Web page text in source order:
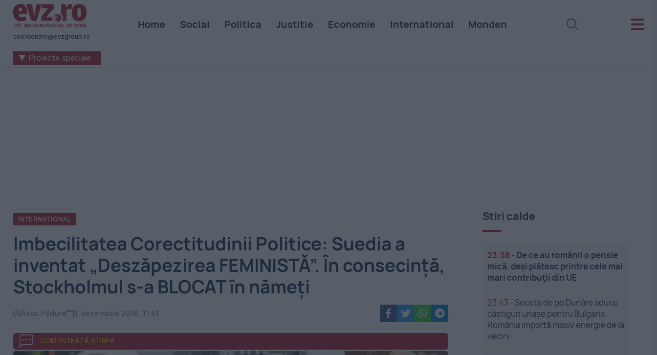
Știri
naționale
internaționale
coordonare@evzgroup.ro
Home Social Politica Justitie Economie International Monden
▼ Proiecte speciale
INTERNATIONAL
Imbecilitatea Corectitudinii Politice: Suedia a
inventat „Deszăpezirea FEMINISTĂ”. În consecință,
Stockholmul s-a BLOCAT în nămeți
Radu Pădure 6 decembrie 2016, 11:51
COMENTEAZĂ ȘTIREA
Stiri calde
23:58 - De ce au românii o pensie
mică, deși plătesc printre cele mai
mari contribuții din UE
23:43 - Seceta de pe Dunăre aduce
câștiguri uriașe pentru Bulgaria.
România importă masiv energie de la
vecini